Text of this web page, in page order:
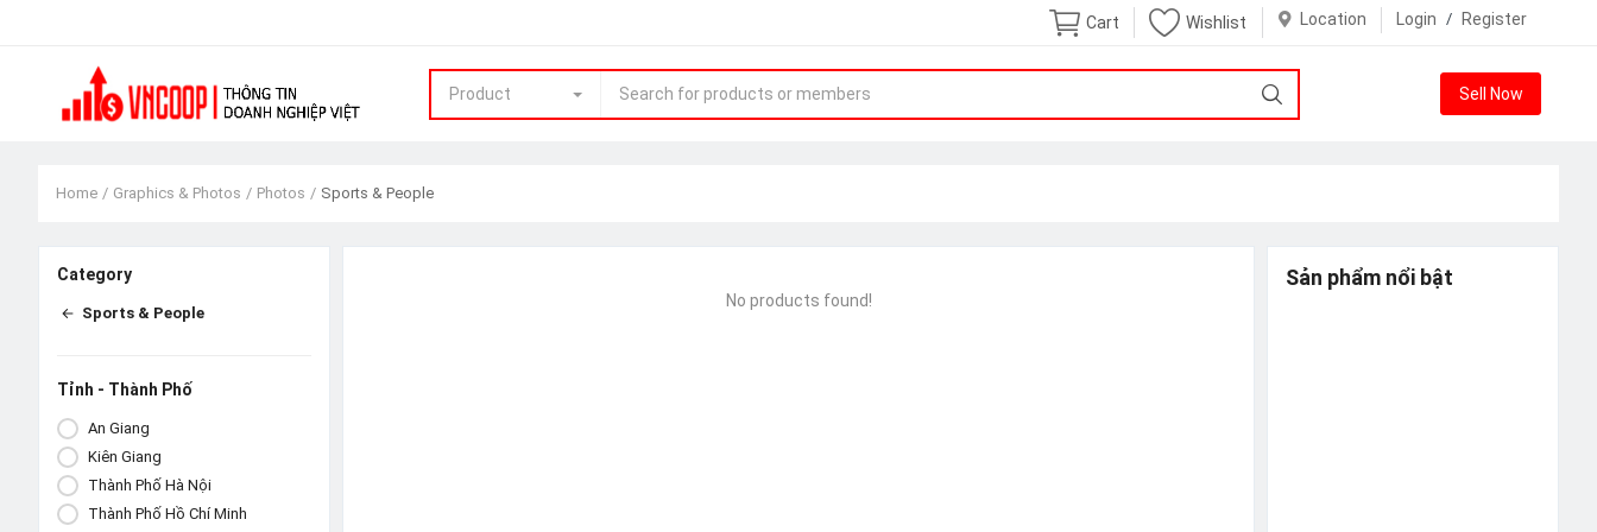
Cart Wishlist Location Login / Register
Product Sell Now
Home Graphics & Photos Photos Sports & People
Category
Sports & People
Tỉnh - Thành Phố
An Giang
Kiên Giang
Thành Phố Hà Nội
Thành Phố Hồ Chí Minh
No products found!
Sản phẩm nổi bật